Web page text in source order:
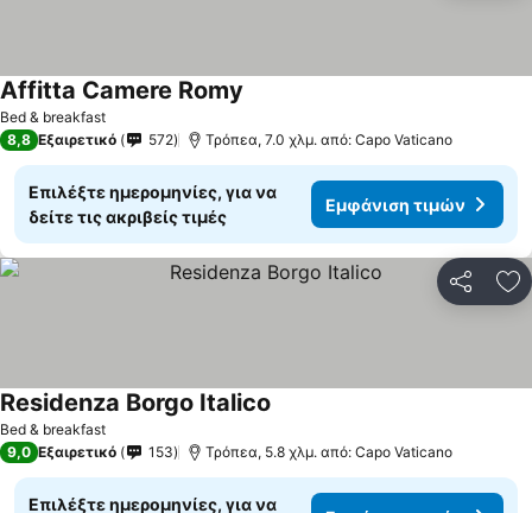
Bed & breakfast
Affitta Camere Romy
8,8 Εξαιρετικό 572 Τρόπεα, 7.0 χλμ. από: Capo Vaticano
Επιλέξτε ημερομηνίες, για να
δείτε τις ακριβείς τιμές
Εμφάνιση τιμών
Bed & breakfast
Residenza Borgo Italico
9,0 Εξαιρετικό 153 Τρόπεα, 5.8 χλμ. από: Capo Vaticano
Επιλέξτε ημερομηνίες, για να